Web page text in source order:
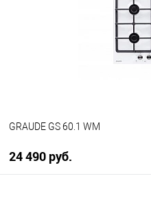
GRAUDE GS 60.1 WM
24 490 руб.